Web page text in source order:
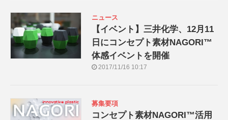
ニュース
【イベント】三井化学、12月11
日にコンセプト素材NAGORI™
体感イベントを開催
2017/11/16 10:17
募集要項
コンセプト素材NAGORI™活用